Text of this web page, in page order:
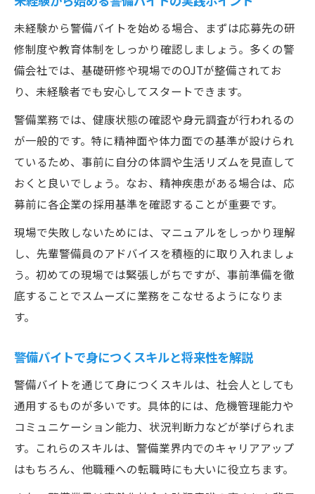
未経験から警備バイトを始める場合、まずは応募先の研
修制度や教育体制をしっかり確認しましょう。多くの警
備会社では、基礎研修や現場でのOJTが整備されてお
り、未経験者でも安心してスタートできます。
警備業務では、健康状態の確認や身元調査が行われるの
が一般的です。特に精神面や体力面での基準が設けられ
ているため、事前に自分の体調や生活リズムを見直して
おくと良いでしょう。なお、精神疾患がある場合は、応
募前に各企業の採用基準を確認することが重要です。
現場で失敗しないためには、マニュアルをしっかり理解
し、先輩警備員のアドバイスを積極的に取り入れましょ
う。初めての現場では緊張しがちですが、事前準備を徹
底することでスムーズに業務をこなせるようになりま
す。
警備バイトで身につくスキルと将来性を解説
警備バイトを通じて身につくスキルは、社会人としても
通用するものが多いです。具体的には、危機管理能力や
コミュニケーション能力、状況判断力などが挙げられま
す。これらのスキルは、警備業界内でのキャリアアップ
はもちろん、他職種への転職時にも大いに役立ちます。